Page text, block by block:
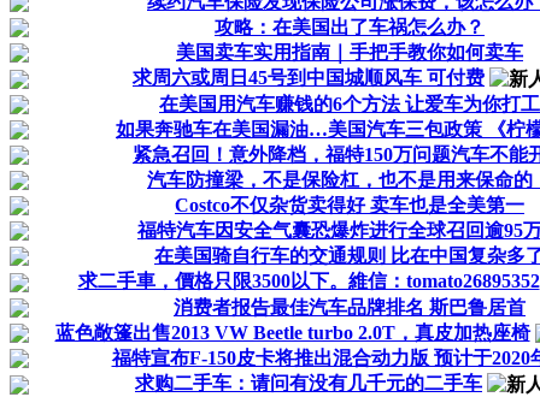
攻略：在美国出了车祸怎么办？
美国卖车实用指南｜手把手教你如何卖车
求周六或周日45号到中国城顺风车 可付费
在美国用汽车赚钱的6个方法 让爱车为你打工
如果奔驰车在美国漏油…美国汽车三包政策 《柠
紧急召回！意外降档，福特150万问题汽车不能
汽车防撞梁，不是保险杠，也不是用来保命的
Costco不仅杂货卖得好 卖车也是全美第一
福特汽车因安全气囊恐爆炸进行全球召回逾95
在美国骑自行车的交通规则 比在中国复杂多
求二手車，價格只限3500以下。維信：tomato26895352
消费者报告最佳汽车品牌排名 斯巴鲁居首
蓝色敞篷出售2013 VW Beetle turbo 2.0T，真皮加热座椅
福特宣布F-150皮卡将推出混合动力版 预计于2020
求购二手车：请问有没有几千元的二手车